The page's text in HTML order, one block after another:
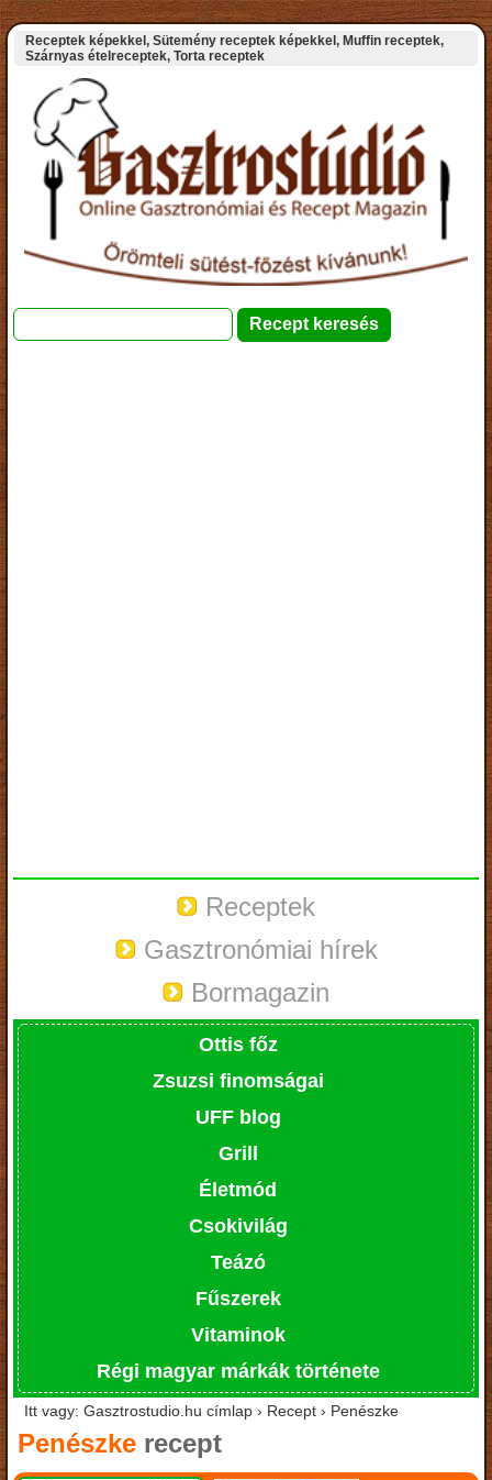
Receptek képekkel, Sütemény receptek képekkel, Muffin receptek,
Szárnyas ételreceptek, Torta receptek
Receptek
Gasztronómiai hírek
Bormagazin
Ottis főz
Zsuzsi finomságai
UFF blog
Grill
Életmód
Csokivilág
Teázó
Fűszerek
Vitaminok
Régi magyar márkák története
Itt vagy: Gasztrostudio.hu címlap › Recept › Penészke
Penészke recept